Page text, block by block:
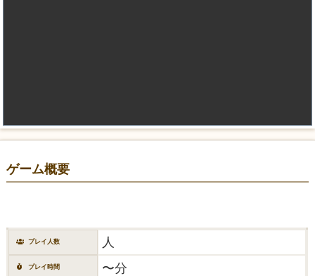
ゲーム概要
プレイ人数 人
プレイ時間 〜分